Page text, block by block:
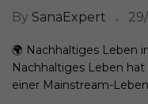
By SanaExpert
🌍 Nachhaltiges Leben
Nachhaltiges Leben
einer Mainstream-